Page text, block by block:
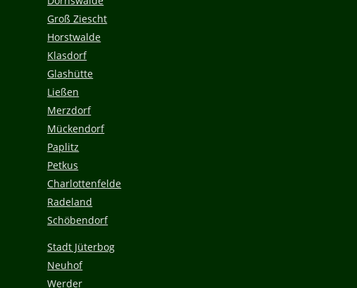
Groß Ziescht
Horstwalde
Klasdorf
Glashütte
Ließen
Merzdorf
Mückendorf
Paplitz
Petkus
Charlottenfelde
Radeland
Schöbendorf
Stadt Jüterbog
Neuhof
Werder